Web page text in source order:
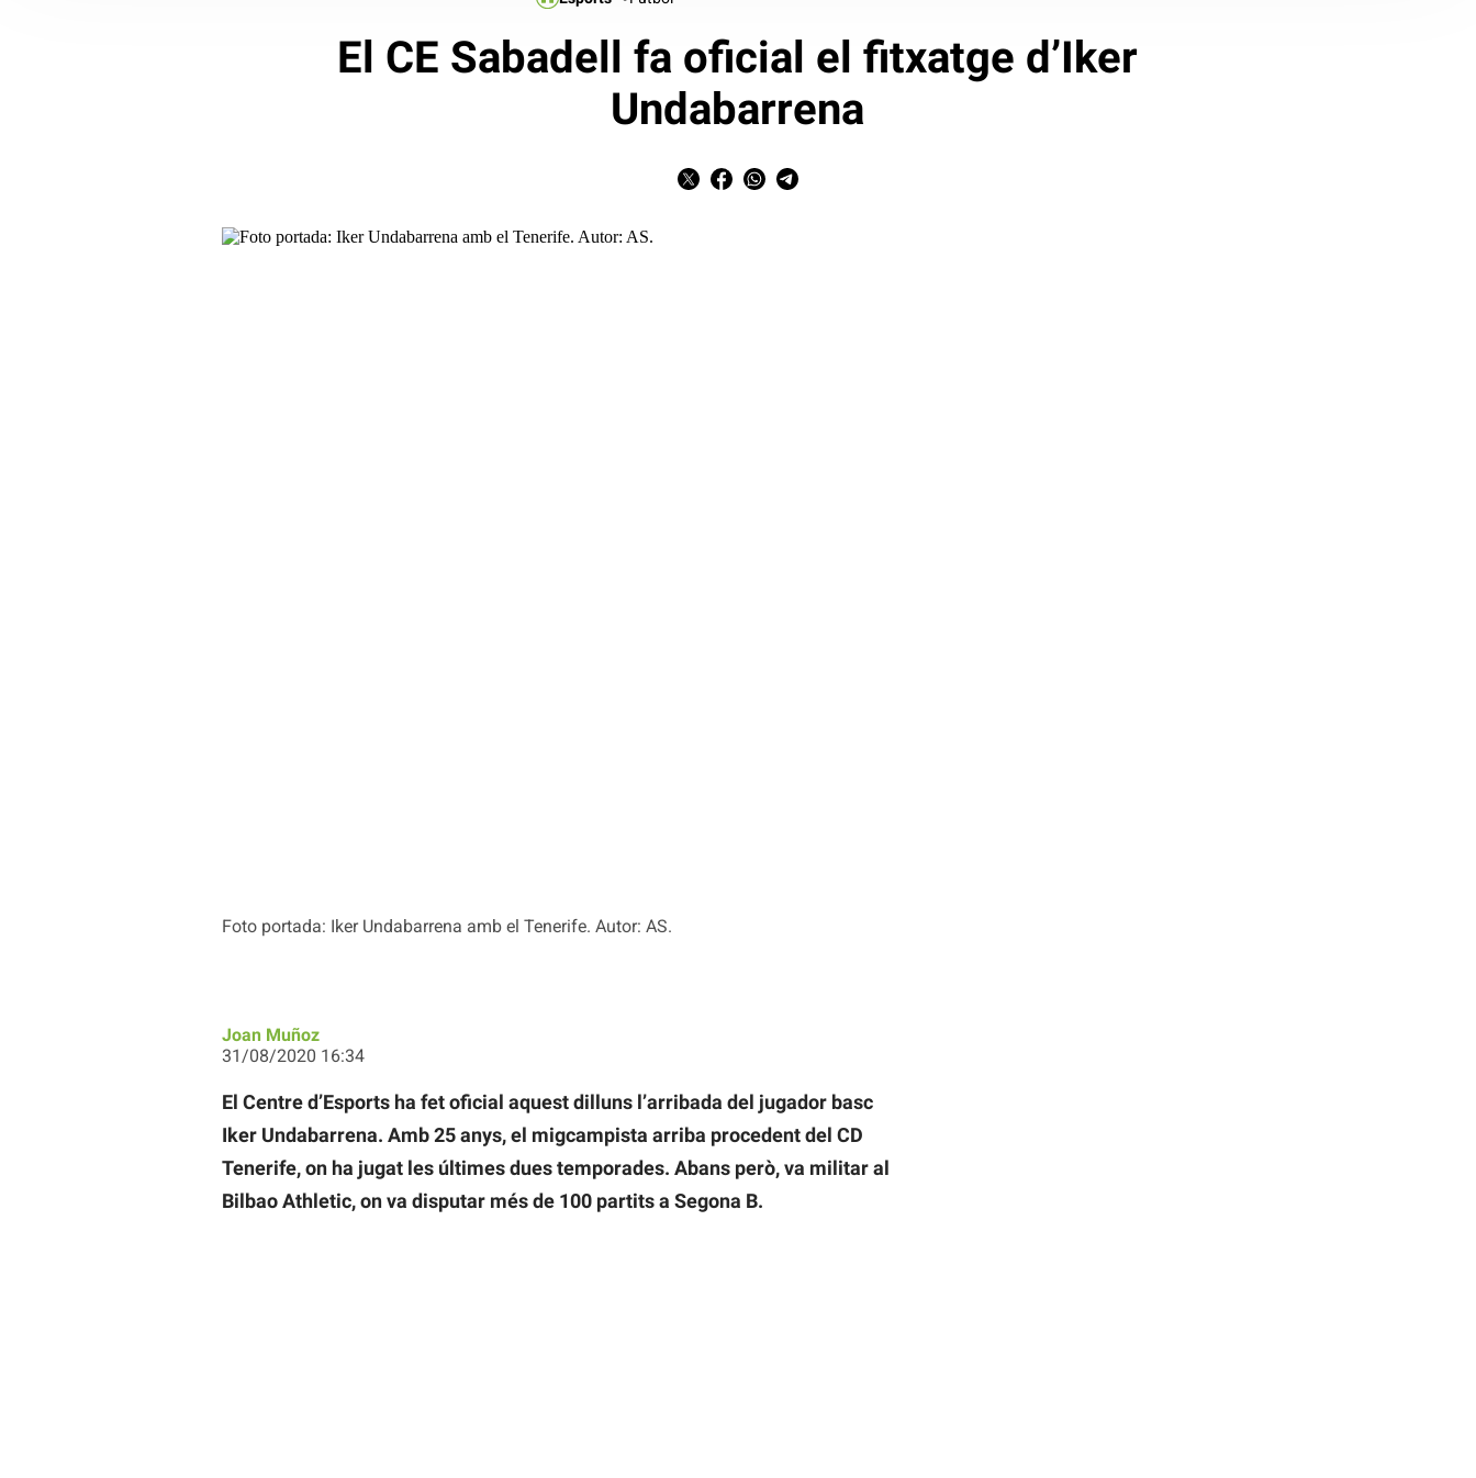
Foto portada: Iker Undabarrena amb el Tenerife. Autor: AS.
El CE Sabadell fa oficial el fitxatge d’Iker
Undabarrena
Joan Muñoz
31/08/2020 16:34
El Centre d’Esports ha fet oficial aquest dilluns l’arribada del jugador basc
Iker Undabarrena. Amb 25 anys, el migcampista arriba procedent del CD
Tenerife, on ha jugat les últimes dues temporades. Abans però, va militar al
Bilbao Athletic, on va disputar més de 100 partits a Segona B.